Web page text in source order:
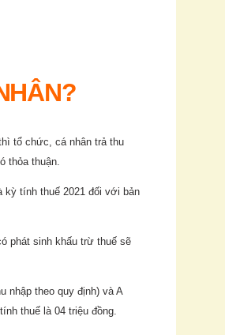
tổ chức, cá nhân trả thu
thỏa thuận.
kỳ tính thuế 2021 đối với bản
phát sinh khấu trừ thuế sẽ
nhập theo quy định) và A
thuế là 04 triệu đồng.